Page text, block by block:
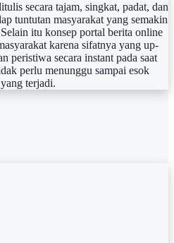
secara tajam, singkat, padat, dan
tuntutan masyarakat yang semakin
itu konsep portal berita online
karena sifatnya yang up-
peristiwa secara instant pada saat
perlu menunggu sampai esok
terjadi.